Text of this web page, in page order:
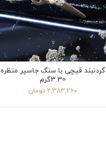
گردنبند قیچی با سنگ جاسپر منظره
3.30گرم
2,383,260 تومان